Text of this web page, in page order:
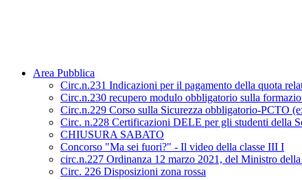
Area Pubblica
Circ.n.231 Indicazioni per il pagamento della quota
Circ.n.230 recupero modulo obbligatorio sulla
Circ.n.229 Corso sulla Sicurezza obbligatorio-PCTO
Circ. n.228 Certificazioni DELE per gli studenti della
CHIUSURA SABATO
Concorso "Ma sei fuori?" - Il video della classe III I
circ.n.227 Ordinanza 12 marzo 2021, del Ministro
Circ. 226 Disposizioni zona rossa